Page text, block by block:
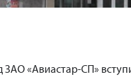
ЗАО «Авиастар-СП»